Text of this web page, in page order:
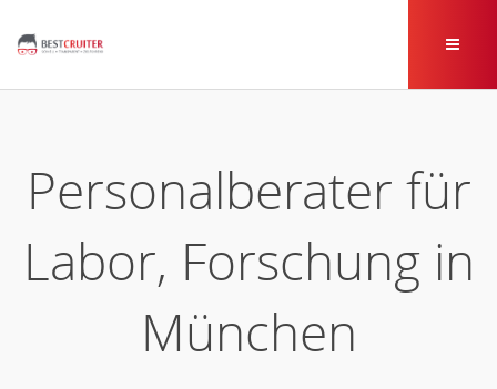
Personalberater für
Labor, Forschung in
München